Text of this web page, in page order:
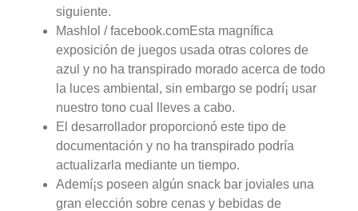
siguiente.
Mashlol / facebook.comEsta magnífica
exposición de juegos usada otras colores de
azul y no ha transpirado morado acerca de todo
la luces ambiental, sin embargo se podrí¡ usar
nuestro tono cual lleves a cabo.
El desarrollador proporcionó este tipo de
documentación y no ha transpirado podría
actualizarla mediante un tiempo.
Ademí¡s poseen algún snack bar joviales una
gran elección sobre cenas y bebidas de